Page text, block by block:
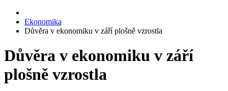
Ekonomika
Důvěra v ekonomiku v září plošně vzrostla
Důvěra v ekonomiku v září
plošně vzrostla